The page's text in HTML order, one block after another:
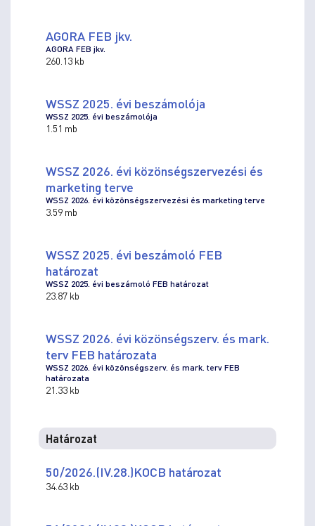
AGORA FEB jkv.
AGORA FEB jkv.
260.13 kb
WSSZ 2025. évi beszámolója
WSSZ 2025. évi beszámolója
1.51 mb
WSSZ 2026. évi közönségszervezési és
marketing terve
WSSZ 2026. évi közönségszervezési és marketing terve
3.59 mb
WSSZ 2025. évi beszámoló FEB
határozat
WSSZ 2025. évi beszámoló FEB határozat
23.87 kb
WSSZ 2026. évi közönségszerv. és mark.
terv FEB határozata
WSSZ 2026. évi közönségszerv. és mark. terv FEB
határozata
21.33 kb
Határozat
50/2026.(IV.28.)KOCB határozat
34.63 kb